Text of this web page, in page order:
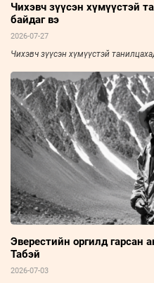
Чихэвч зүүсэн хүмүүстэй
байдаг вэ
2026-07-27
Эверестийн оргилд гарсан
Табэй
2026-07-03